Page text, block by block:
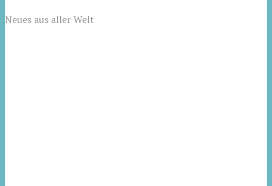
Neues aus aller Welt